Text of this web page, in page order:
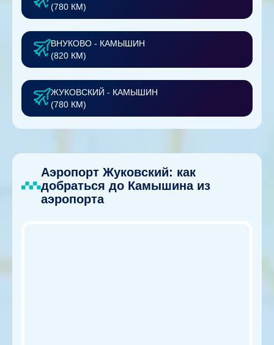
(780 КМ)
ВНУКОВО - КАМЫШИН
(820 КМ)
ЖУКОВСКИЙ - КАМЫШИН
(780 КМ)
Аэропорт Жуковский: как
добраться до Камышина из
аэропорта